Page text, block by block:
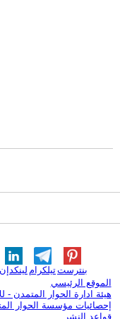
لينكدإن تيلكرامبنترست
الموقع الرئيسي
هيئة ادارة الحوار المتمدن -
إحصائيات مؤسسة الحوار
قواعد النشر